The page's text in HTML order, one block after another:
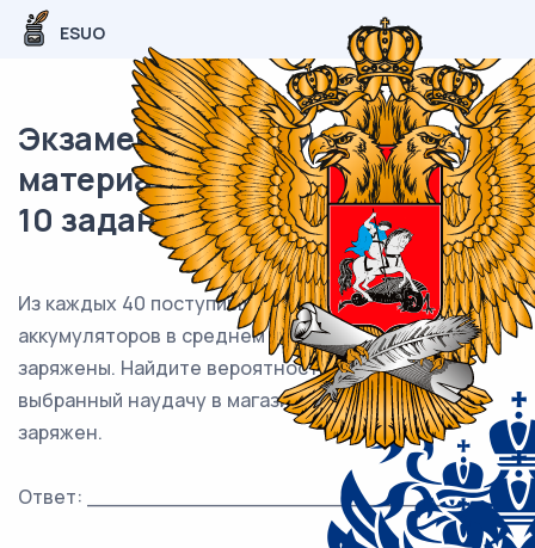
ESUO
Экзаменационный (типовой)
материал ОГЭ / Математика /
10 задания (24) / 77
Из каждых 40 поступивших в продажу
аккумуляторов в среднем 37 аккумуляторов
заряжены. Найдите вероятность того, что
выбранный наудачу в магазине аккумулятор не
заряжен.
Ответ: ___________________________.